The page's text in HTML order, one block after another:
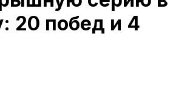
20 побед и 4